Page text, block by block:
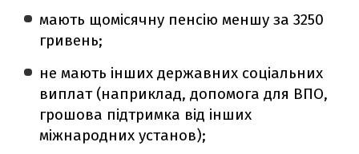
мають щомісячну пенсію меншу за 3250
гривень;
не мають інших державних соціальних
виплат (наприклад, допомога для ВПО,
грошова підтримка від інших
міжнародних установ);